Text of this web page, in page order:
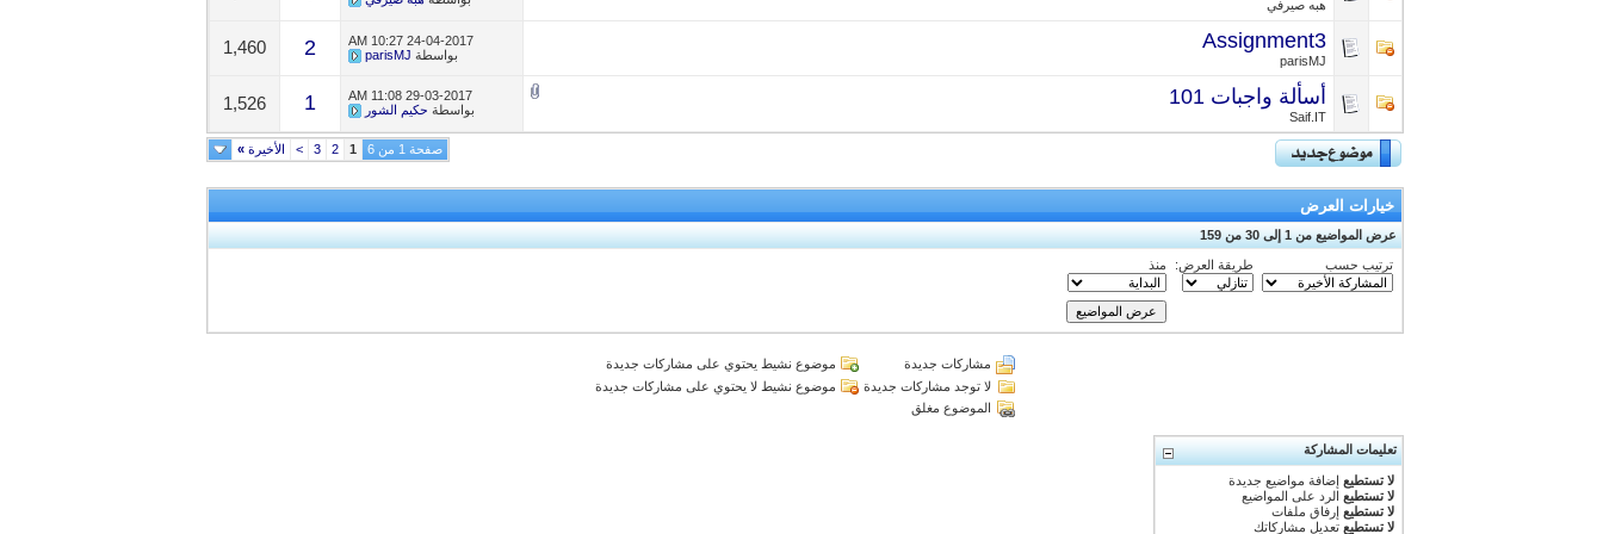
هبه صيرفي
Assignment3
parisMJ
24-04-2017
10:27 AM
بواسطة parisMJ
2
1,460
أسألة واجبات 101
Saif.IT
29-03-2017
11:08 AM
بواسطة حكيم الشور 1
1,526
صفحة 1 من 6 1
2
3
> الأخيرة»
خيارات العرض
عرض المواضيع من 1 إلى 30 من 159
ترتيب حسب طريقة العرض: منذ
مشاركات جديدة
موضوع نشيط يحتوي على مشاركات جديدة
لا توجد مشاركات جديدة
موضوع نشيط لا يحتوي على مشاركات جديدة
الموضوع مغلق
تعليمات المشاركة
لا تستطيع إضافة مواضيع جديدة
لا تستطيع الرد على المواضيع
لا تستطيع إرفاق ملفات
لا تستطيع تعديل مشاركاتك